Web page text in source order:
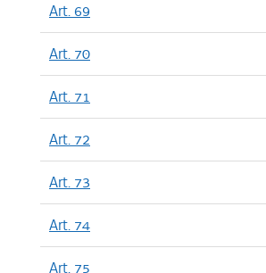
Art. 69
Art. 70
Art. 71
Art. 72
Art. 73
Art. 74
Art. 75